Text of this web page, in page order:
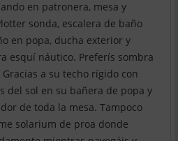
en patronera, mesa y
sonda, escalera de baño
en popa, ducha exterior y
esquí náutico. Preferís sombra
a su techo rígido con
del sol en su bañera de popa y
de toda la mesa. Tampoco
solarium de proa donde